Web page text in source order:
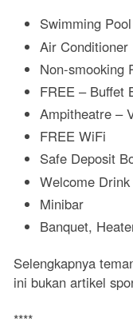
Swimming Pool
Air Conditioner
Non-smooking
FREE – Buffet
Ampitheatre –
FREE WiFi
Safe Deposit
Welcome Drink
Minibar
Banquet,
Selengkapnya
ini bukan artikel
****